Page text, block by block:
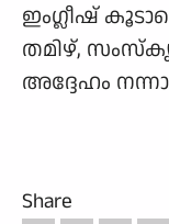
ഇംഗ്ലീഷ്
തമിഴ്,
അദ്ദേഹം
Share